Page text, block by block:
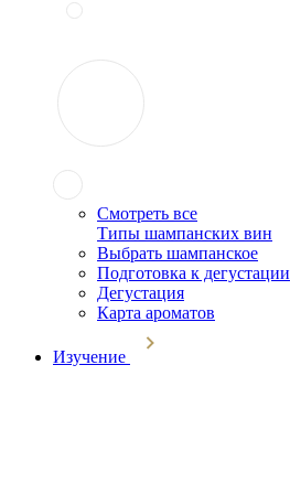
Смотреть все
Типы шампанских вин
Выбрать шампанское
Подготовка к дегустации
Дегустация
Карта ароматов
Изучение